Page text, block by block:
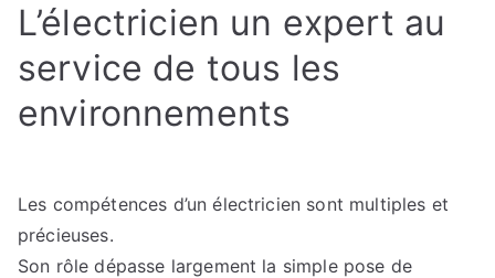
L’électricien un expert au
service de tous les
environnements
Les compétences d’un électricien sont multiples et
précieuses.
Son rôle dépasse largement la simple pose de